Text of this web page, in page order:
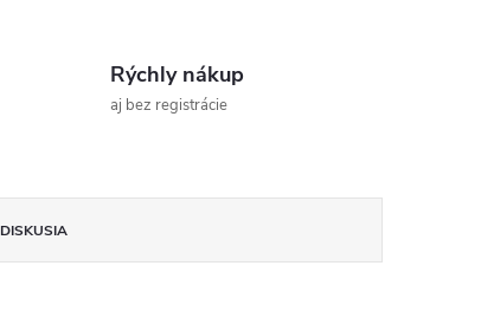
Rýchly nákup
aj bez registrácie
DISKUSIA